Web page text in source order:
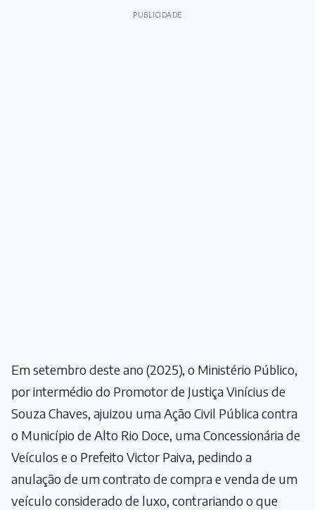
PUBLICIDADE
Em setembro deste ano (2025), o Ministério Público,
por intermédio do Promotor de Justiça Vinícius de
Souza Chaves, ajuizou uma Ação Civil Pública contra
o Município de Alto Rio Doce, uma Concessionária de
Veículos e o Prefeito Victor Paiva, pedindo a
anulação de um contrato de compra e venda de um
veículo considerado de luxo, contrariando o que